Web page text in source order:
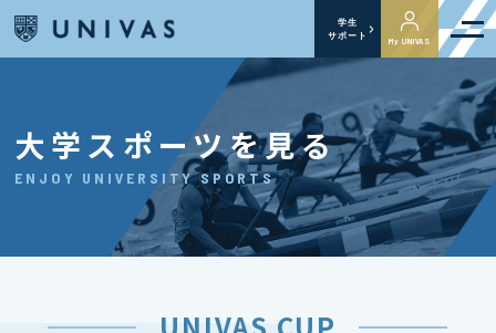
学生
サポート
My UNIVAS
大学スポーツを見る
ENJOY UNIVERSITY SPORTS